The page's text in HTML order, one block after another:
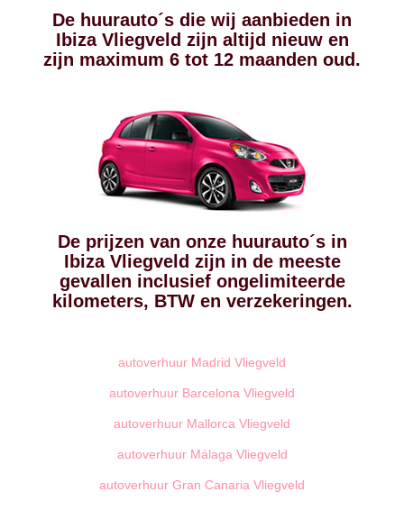
De huurauto´s die wij aanbieden in
Ibiza Vliegveld zijn altijd nieuw en
zijn maximum 6 tot 12 maanden oud.
De prijzen van onze huurauto´s in
Ibiza Vliegveld zijn in de meeste
gevallen inclusief ongelimiteerde
kilometers, BTW en verzekeringen.
autoverhuur Madrid Vliegveld
autoverhuur Barcelona Vliegveld
autoverhuur Mallorca Vliegveld
autoverhuur Málaga Vliegveld
autoverhuur Gran Canaria Vliegveld